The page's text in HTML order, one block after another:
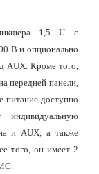
микшера 1,5 U с
В и опционально
AUX. Кроме того,
передней панели,
питание доступно
и AUX, а также
того, он имеет 2